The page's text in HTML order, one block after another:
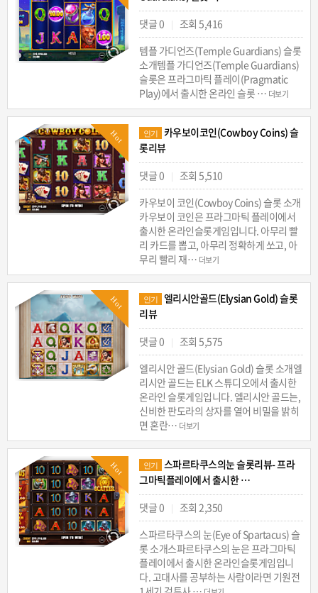
댓글 0
| 조회 5,416
템플 가디언즈(Temple Guardians) 슬롯
소개템플 가디언즈(Temple Guardians)
슬롯은 프라그마틱 플레이(Pragmatic
Play)에서 출시한 온라인 슬롯 … 더보기
Hot 인기
카우보이코인(Cowboy Coins) 슬
롯리뷰
댓글 0
| 조회 5,510
카우보이 코인(Cowboy Coins) 슬롯 소개
카우보이 코인은 프라그마틱 플레이에서
출시한 온라인슬롯게임입니다. 아무리 빨
리 카드를 뽑고, 아무리 정확하게 쏘고, 아
무리 빨리 재… 더보기
Hot 인기
엘리시안골드(Elysian Gold) 슬롯
리뷰
댓글 0
| 조회 5,575
엘리시안 골드(Elysian Gold) 슬롯 소개엘
리시안 골드는 ELK 스튜디오에서 출시한
온라인 슬롯게임입니다. 엘리시안 골드는,
신비한 판도라의 상자를 열어 비밀을 밝히
면 혼란… 더보기
Hot 인기
스파르타쿠스의눈 슬롯리뷰- 프라
그마틱플레이에서 출시한 …
댓글 0
| 조회 2,350
스파르타쿠스의 눈(Eye of Spartacus) 슬
롯 소개스파르타쿠스의 눈은 프라그마틱
플레이에서 출시한 온라인슬롯게임입니
다. 고대사를 공부하는 사람이라면 기원전